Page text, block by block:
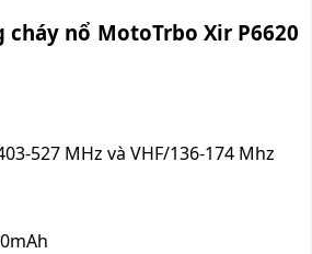
cháy nổ MotoTrbo Xir P6620
527 MHz và VHF/136-174 Mhz